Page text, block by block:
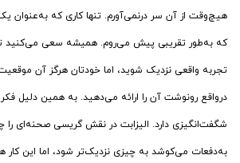
هیچ‌وقت از آن سر درنمی‌آورم. تنها کاری که به‌عنوان
که به‌طور تقریبی پیش می‌روم. همیشه سعی می‌کنید
تجربه واقعی نزدیک شوید، اما خودتان هرگز آن موقعیت
درواقع رونوشت آن را ارائه می‌دهید. به همین دلیل
شگفت‌انگیزی دارد. الیزابت در نقش گریسی صحنه‌ای را
به‌دفعات می‌کوشد به چیزی نزدیک‌تر شود، اما این کار